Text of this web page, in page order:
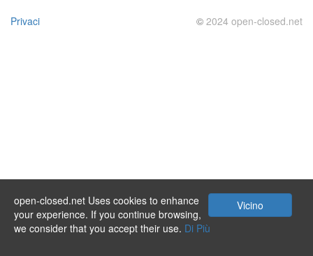
Vicino
open-closed.net Uses cookies to enhance
your experience. If you continue browsing,
we consider that you accept their use. Di Più
Privaci © 2024 open-closed.net